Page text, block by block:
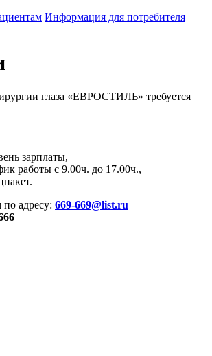
Информация для потребителя
глаза «ЕВРОСТИЛЬ» требуется
зарплаты,
работы с 9.00ч. до 17.00ч.,
адресу: 669-669@list.ru